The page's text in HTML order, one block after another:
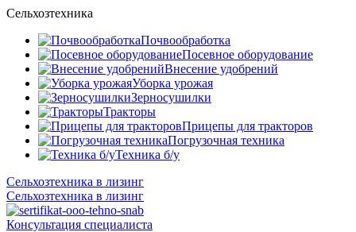
Сельхозтехника
Почвообработка
Посевное оборудование
Внесение удобрений
Уборка урожая
Зерносушилки
Тракторы
Прицепы для тракторов
Погрузочная техника
Техника б/у
Сельхозтехника в лизинг
Сельхозтехника в лизинг
Консультация специалиста